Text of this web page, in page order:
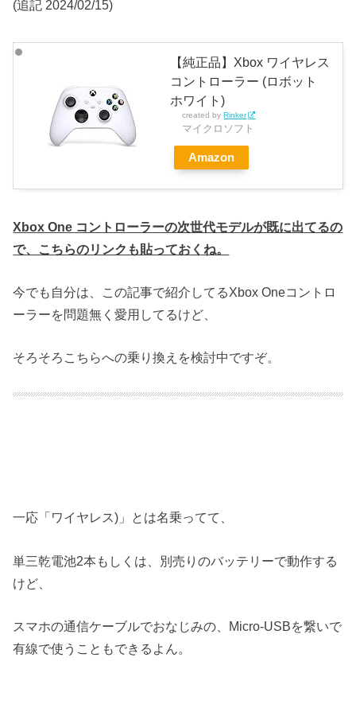
(追記 2024/02/15)
【純正品】Xbox ワイヤレス
コントローラー (ロボット
ホワイト)
created byRinker
マイクロソフト
Amazon
Xbox One コントローラーの次世代モデルが既に出てるの
で、こちらのリンクも貼っておくね。
今でも自分は、この記事で紹介してるXbox Oneコントロ
ーラーを問題無く愛用してるけど、
そろそろこちらへの乗り換えを検討中ですぞ。
一応「ワイヤレス)」とは名乗ってて、
単三乾電池2本もしくは、別売りのバッテリーで動作する
けど、
スマホの通信ケーブルでおなじみの、Micro-USBを繋いで
有線で使うこともできるよん。